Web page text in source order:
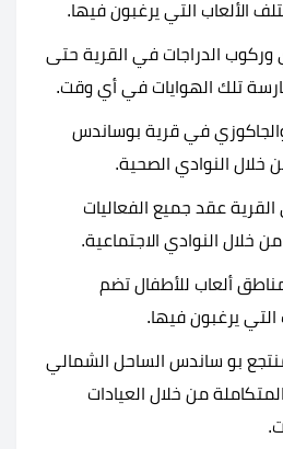
الألعاب التي يرغبون فيها.
وركوب الدراجات في القرية حتى
تلك الهوايات في أي وقت.
في قرية بوساندس
النوادي الصحية.
عقد جميع الفعاليات
خلال النوادي الاجتماعية.
ألعاب للأطفال تضم
يرغبون فيها.
بو ساندس الساحل الشمالي
من خلال العيادات